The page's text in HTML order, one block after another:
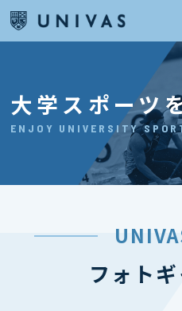
大学スポーツ
ENJOY UNIVERSITY
フォト